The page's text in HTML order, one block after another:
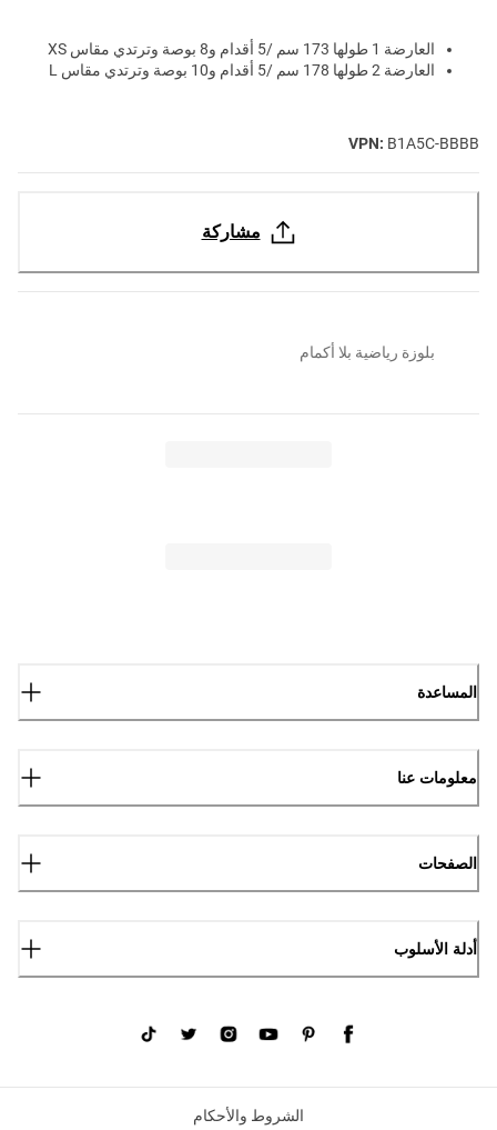
العارضة 1 طولها 173 سم /5 أقدام و8 بوصة وترتدي مقاس XS
العارضة 2 طولها 178 سم /5 أقدام و10 بوصة وترتدي مقاس L
VPN: B1A5C-BBBB
مشاركة
بلوزة رياضية بلا أكمام
المساعدة
معلومات عنا
الصفحات
أدلة الأسلوب
الشروط والأحكام